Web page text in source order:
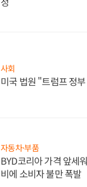
사회
미국 법원 "트럼프 정
자동차·부품
BYD코리아 가격 앞세
비에 소비자 불만 폭발